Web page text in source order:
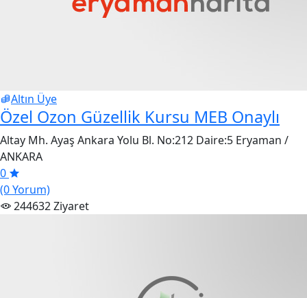
Altın Üye
Özel Ozon Güzellik Kursu MEB Onaylı
Altay Mh. Ayaş Ankara Yolu Bl. No:212 Daire:5 Eryaman /
ANKARA
0
(0 Yorum)
244632 Ziyaret